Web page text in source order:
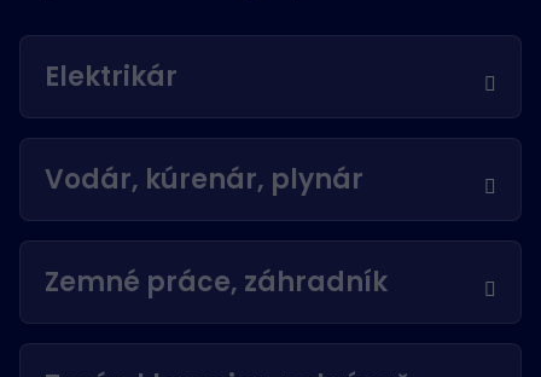
Elektrikár
Vodár, kúrenár, plynár
Zemné práce, záhradník